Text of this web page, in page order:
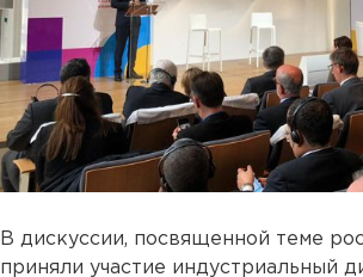
В дискуссии, посвященной теме
приняли участие индустриальный